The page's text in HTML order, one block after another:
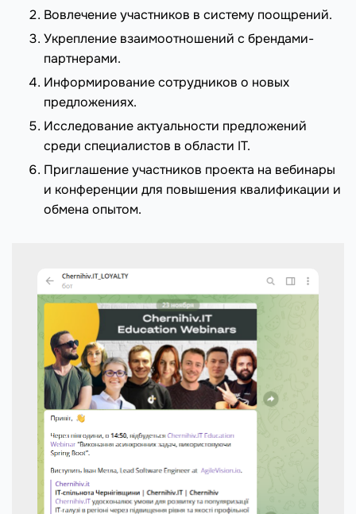
Вовлечение участников в систему поощрений.
Укрепление взаимоотношений с брендами-
партнерами.
Информирование сотрудников о новых
предложениях.
Исследование актуальности предложений
среди специалистов в области IT.
Приглашение участников проекта на вебинары
и конференции для повышения квалификации и
обмена опытом.